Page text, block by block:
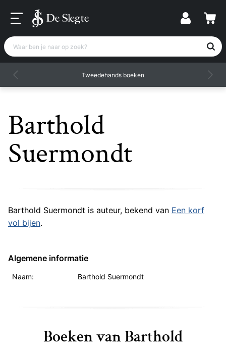
Waar ben je naar op zoek?
Tweedehands boeken
Barthold
Suermondt
Barthold Suermondt is auteur, bekend van Een korf
vol bijen.
Algemene informatie
Naam: Barthold Suermondt
Boeken van Barthold